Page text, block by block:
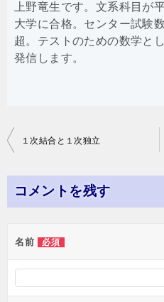
上野竜生です。文系科目が
大学に合格。センター試験
超。テストのための数学と
発信します。
投
ナ
ビ
シ
１次結合と１次独立
コメントを残す
名前 必須